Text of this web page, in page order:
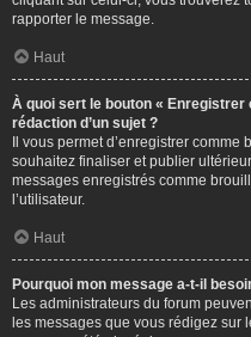
rapporter le message.
Haut
À quoi sert le bouton «
rédaction d’un sujet ?
Il vous permet d’enregistrer
souhaitez finaliser et publier
messages enregistrés comme
l’utilisateur.
Haut
Pourquoi mon message a-t-il
Les administrateurs du forum
les messages que vous rédigez sur